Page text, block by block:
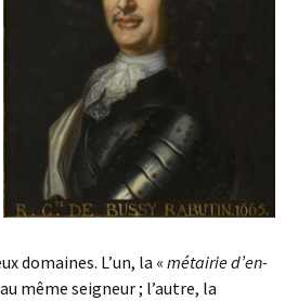
domaines. L’un, la « métairie d’en-
même seigneur ; l’autre, la